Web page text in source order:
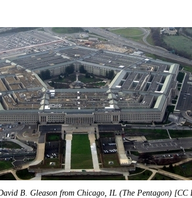
B. Gleason from Chicago, IL (The Pentagon) [CC